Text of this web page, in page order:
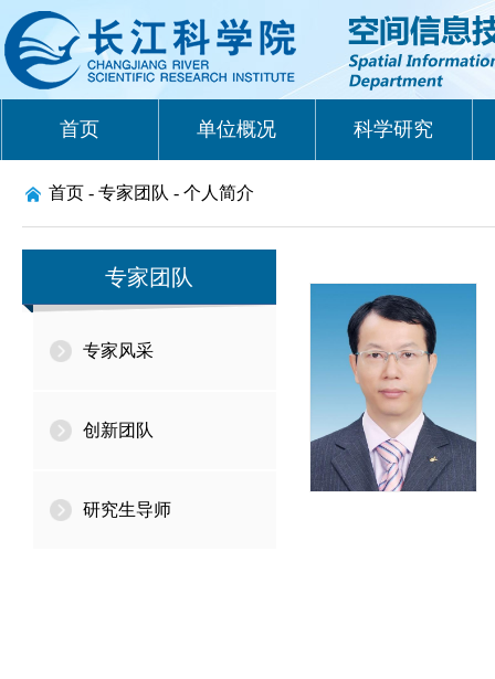
首页 单位概况 科学研究
首页 - 专家团队 - 个人简介
专家团队
专家风采
创新团队
研究生导师